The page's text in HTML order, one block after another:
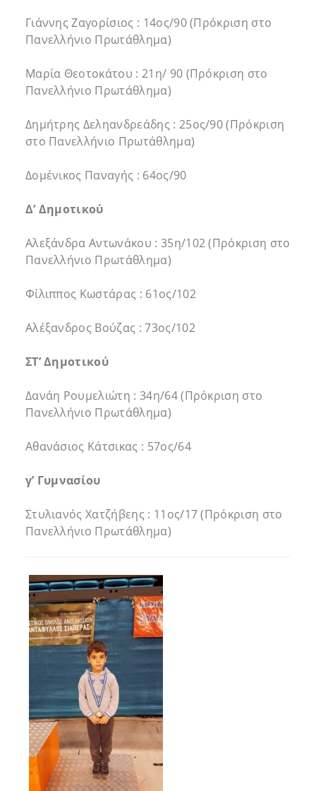
Γιάννης Ζαγορίσιος : 14ος/90 (Πρόκριση στο
Πανελλήνιο Πρωτάθλημα)
Μαρία Θεοτοκάτου : 21η/ 90 (Πρόκριση στο
Πανελλήνιο Πρωτάθλημα)
Δημήτρης Δεληανδρεάδης : 25ος/90 (Πρόκριση
στο Πανελλήνιο Πρωτάθλημα)
Δομένικος Παναγής : 64ος/90
Δ’ Δημοτικού
Αλεξάνδρα Αντωνάκου : 35η/102 (Πρόκριση στο
Πανελλήνιο Πρωτάθλημα)
Φίλιππος Κωστάρας : 61ος/102
Αλέξανδρος Βούζας : 73ος/102
ΣΤ’ Δημοτικού
Δανάη Ρουμελιώτη : 34η/64 (Πρόκριση στο
Πανελλήνιο Πρωτάθλημα)
Αθανάσιος Κάτσικας : 57ος/64
γ’ Γυμνασίου
Στυλιανός Χατζήβεης : 11ος/17 (Πρόκριση στο
Πανελλήνιο Πρωτάθλημα)